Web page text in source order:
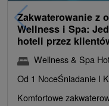
Zakwaterowanie z
Wellness i Spa:
hoteli przez
Wellness & Spa
Od 1 NoceŚniadanie I
Komfortowe